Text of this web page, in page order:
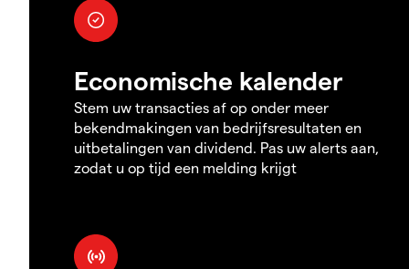
Economische kalender
Stem uw transacties af op onder meer
bekendmakingen van bedrijfsresultaten en
uitbetalingen van dividend. Pas uw alerts aan,
zodat u op tijd een melding krijgt